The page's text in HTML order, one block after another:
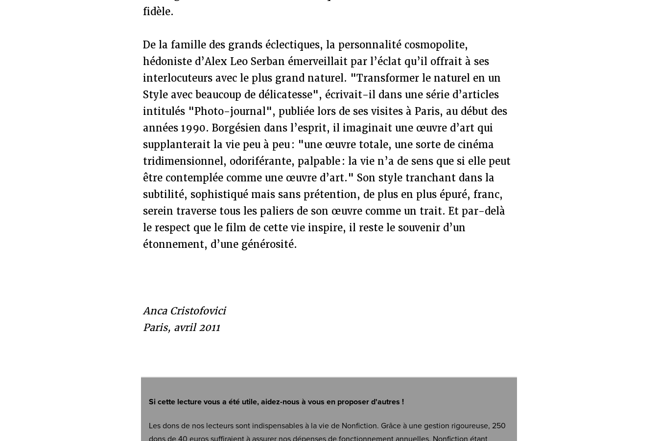
fidèle.
De la famille des grands éclectiques, la personnalité cosmopolite,
hédoniste d’Alex Leo Serban émerveillait par l’éclat qu’il offrait à ses
interlocuteurs avec le plus grand naturel. "Transformer le naturel en un
Style avec beaucoup de délicatesse", écrivait-il dans une série d’articles
intitulés "Photo-journal", publiée lors de ses visites à Paris, au début des
années 1990. Borgésien dans l’esprit, il imaginait une œuvre d’art qui
supplanterait la vie peu à peu : "une œuvre totale, une sorte de cinéma
tridimensionnel, odoriférante, palpable : la vie n’a de sens que si elle peut
être contemplée comme une œuvre d’art." Son style tranchant dans la
subtilité, sophistiqué mais sans prétention, de plus en plus épuré, franc,
serein traverse tous les paliers de son œuvre comme un trait. Et par-delà
le respect que le film de cette vie inspire, il reste le souvenir d’un
étonnement, d’une générosité.
Anca Cristofovici
Paris, avril 2011
Si cette lecture vous a été utile, aidez-nous à vous en proposer d'autres !
Les dons de nos lecteurs sont indispensables à la vie de Nonfiction. Grâce à une gestion rigoureuse, 250
dons de 40 euros suffiraient à assurer nos dépenses de fonctionnement annuelles. Nonfiction étant